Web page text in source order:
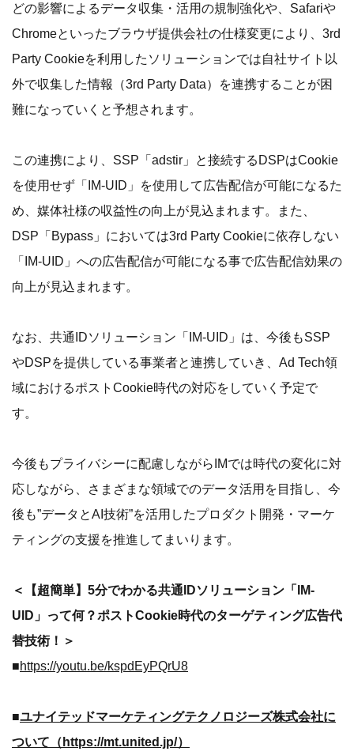
どの影響によるデータ収集・活用の規制強化や、Safariや
Chromeといったブラウザ提供会社の仕様変更により、3rd
Party Cookieを利用したソリューションでは自社サイト以
外で収集した情報（3rd Party Data）を連携することが困
難になっていくと予想されます。
この連携により、SSP「adstir」と接続するDSPはCookie
を使用せず「IM-UID」を使用して広告配信が可能になるた
め、媒体社様の収益性の向上が見込まれます。また、
DSP「Bypass」においては3rd Party Cookieに依存しない
「IM-UID」への広告配信が可能になる事で広告配信効果の
向上が見込まれます。
なお、共通IDソリューション「IM-UID」は、今後もSSP
やDSPを提供している事業者と連携していき、Ad Tech領
域におけるポストCookie時代の対応をしていく予定で
す。
今後もプライバシーに配慮しながらIMでは時代の変化に対
応しながら、さまざまな領域でのデータ活用を目指し、今
後も”データとAI技術”を活用したプロダクト開発・マーケ
ティングの支援を推進してまいります。
＜【超簡単】5分でわかる共通IDソリューション「IM-
UID」って何？ポストCookie時代のターゲティング広告代
替技術！＞
■https://youtu.be/kspdEyPQrU8
■ユナイテッドマーケティングテクノロジーズ株式会社に
ついて（ https://mt.united.jp/）